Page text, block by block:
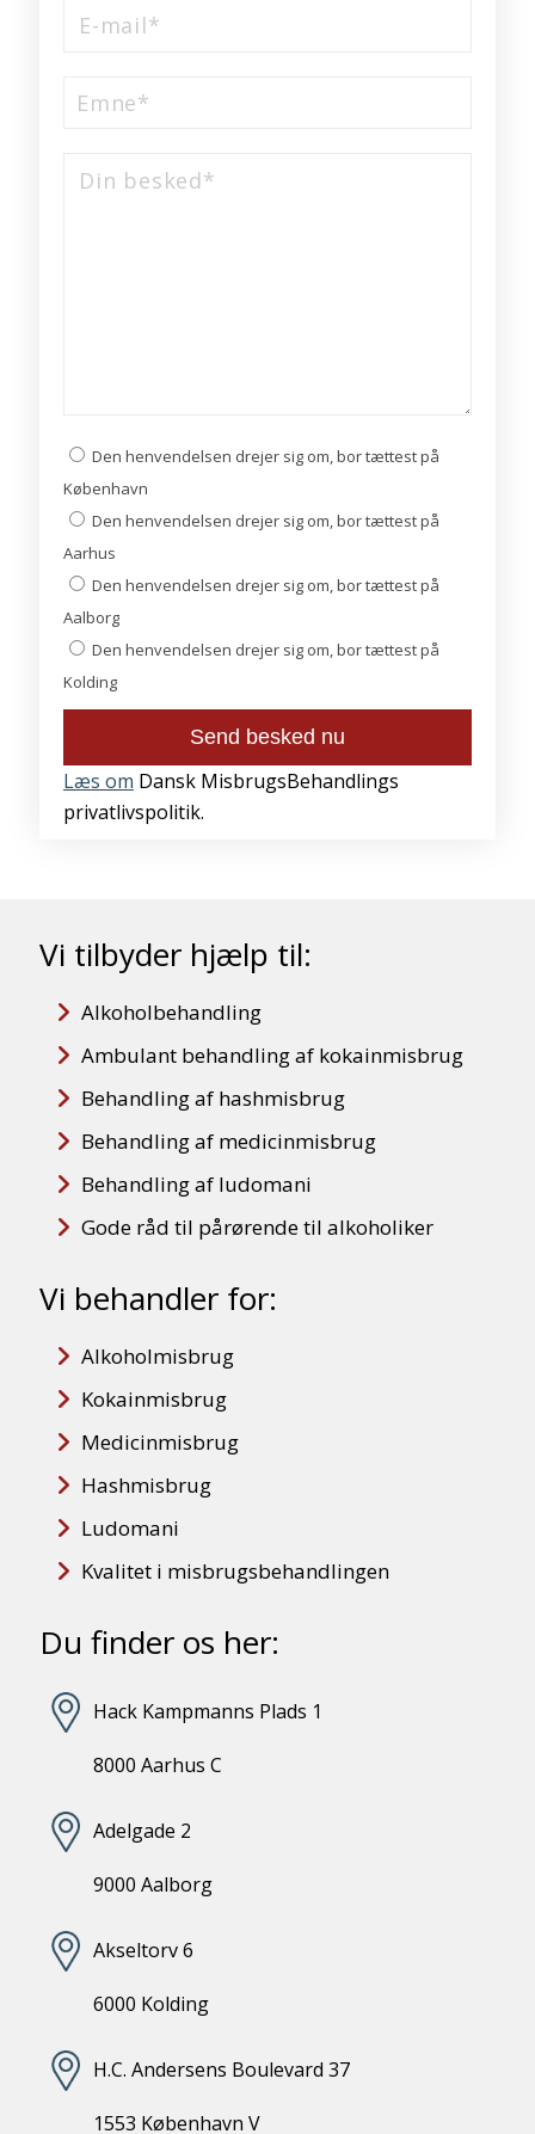
Den henvendelsen drejer sig om, bor tættest på
København
Den henvendelsen drejer sig om, bor tættest på
Aarhus
Den henvendelsen drejer sig om, bor tættest på
Aalborg
Den henvendelsen drejer sig om, bor tættest på
Kolding
Læs om Dansk MisbrugsBehandlings
privatlivspolitik.
Vi tilbyder hjælp til:
Alkoholbehandling
Ambulant behandling af kokainmisbrug
Behandling af hashmisbrug
Behandling af medicinmisbrug
Behandling af ludomani
Gode råd til pårørende til alkoholiker
Vi behandler for:
Alkoholmisbrug
Kokainmisbrug
Medicinmisbrug
Hashmisbrug
Ludomani
Kvalitet i misbrugsbehandlingen
Du finder os her:
Hack Kampmanns Plads 1
8000 Aarhus C
Adelgade 2
9000 Aalborg
Akseltorv 6
6000 Kolding
H.C. Andersens Boulevard 37
1553 København V